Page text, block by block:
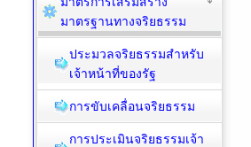
มาตรฐานทางจริยธรรม
ประมวลจริยธรรมสำหรับ
เจ้าหน้าที่ของรัฐ
การขับเคลื่อนจริยธรรม
การประเมินจริยธรรมเจ้า